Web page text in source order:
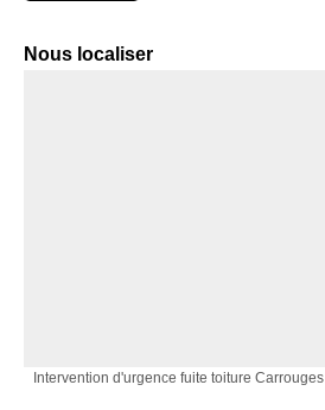
Nous localiser
Intervention d'urgence fuite toiture Carrouges